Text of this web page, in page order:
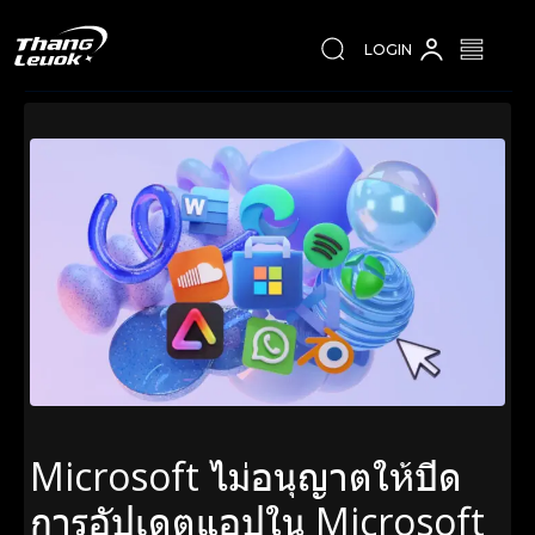
LOGIN
Microsoft ไม่อนุญาตให้ปิด
การอัปเดตแอปใน Microsoft